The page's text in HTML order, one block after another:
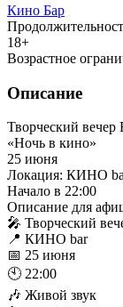
Кино Бар
18+
Возрастное
Описание
Творческий
«Ночь в кино»
25 июня
Локация: КИНО
Начало в 22:00
Описание для
🎤 Творческий
📍 КИНО bar
📅 25 июня
🕙 22:00
🎶 Живой звук